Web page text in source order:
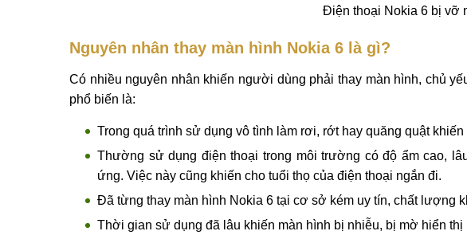
Điện thoại Nokia 6 bị vỡ
Nguyên nhân thay màn hình Nokia 6 là gì?
Có nhiều nguyên nhân khiến người dùng phải thay màn hình, chủ
phổ biến là:
Trong quá trình sử dụng vô tình làm rơi, rớt hay quăng quật
Thường sử dụng điện thoại trong môi trường có độ ẩm cao,
ứng. Việc này cũng khiến cho tuổi thọ của điện thoại ngắn đi.
Đã từng thay màn hình Nokia 6 tại cơ sở kém uy tín, chất lượng
Thời gian sử dụng đã lâu khiến màn hình bị nhiễu, bị mờ hiển thị